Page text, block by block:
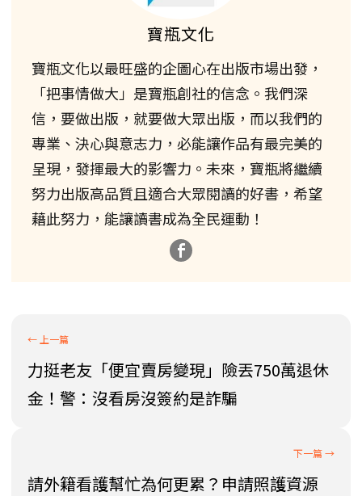
寶瓶文化
寶瓶文化以最旺盛的企圖心在出版市場出發，
「把事情做大」是寶瓶創社的信念。我們深
信，要做出版，就要做大眾出版，而以我們的
專業、決心與意志力，必能讓作品有最完美的
呈現，發揮最大的影響力。未來，寶瓶將繼續
努力出版高品質且適合大眾閱讀的好書，希望
藉此努力，能讓讀書成為全民運動！
力挺老友「便宜賣房變現」險丟750萬退休
金！警：沒看房沒簽約是詐騙
請外籍看護幫忙為何更累？申請照護資源